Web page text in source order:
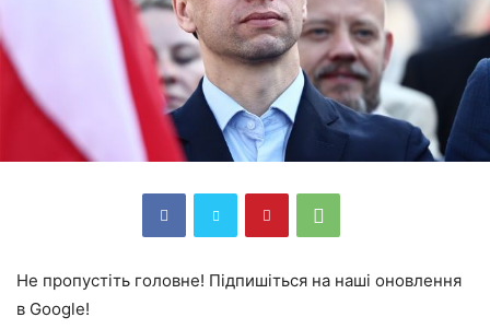
Не пропустіть головне! Підпишіться на наші оновлення
в Google!